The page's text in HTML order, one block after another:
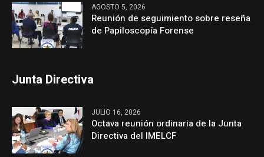
AGOSTO 5, 2026
Reunión de seguimiento sobre reseña
de Papiloscopía Forense
Junta Directiva
JULIO 16, 2026
Octava reunión ordinaria de la Junta
Directiva del IMELCF